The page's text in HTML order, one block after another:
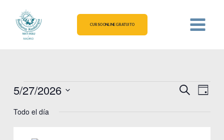
contenido
CURSO ONLINE GRATUITO
Eventos
27/05/2026
Navegación
Buscar
Día
5/27/2026
la
Todo el día